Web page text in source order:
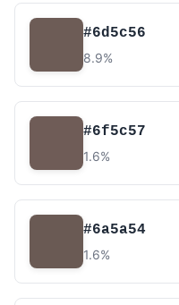
#6d5c56
8.9%
#6f5c57
1.6%
#6a5a54
1.6%